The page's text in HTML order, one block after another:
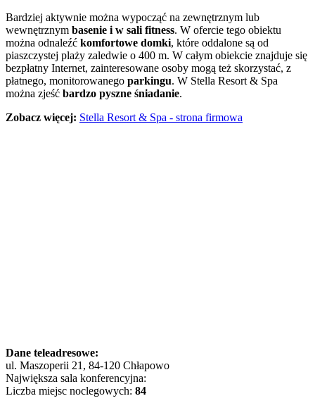
Bardziej aktywnie można wypocząć na zewnętrznym lub
wewnętrznym basenie i w sali fitness. W ofercie tego obiektu
można odnaleźć komfortowe domki, które oddalone są od
piaszczystej plaży zaledwie o 400 m. W całym obiekcie znajduje się
bezpłatny Internet, zainteresowane osoby mogą też skorzystać, z
płatnego, monitorowanego parkingu. W Stella Resort & Spa
można zjeść bardzo pyszne śniadanie.
Zobacz więcej: Stella Resort & Spa - strona firmowa
Dane teleadresowe:
ul. Maszoperii 21, 84-120 Chłapowo
Największa sala konferencyjna:
Liczba miejsc noclegowych: 84